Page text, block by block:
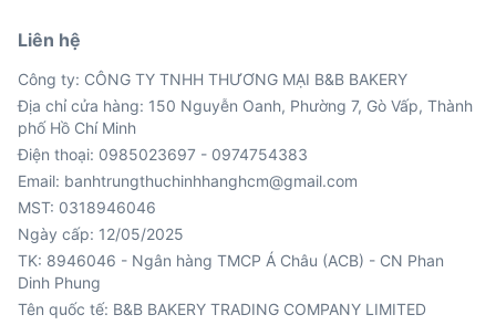
Liên hệ
Công ty: CÔNG TY TNHH THƯƠNG MẠI B&B BAKERY
Địa chỉ cửa hàng: 150 Nguyễn Oanh, Phường 7, Gò Vấp, Thành
phố Hồ Chí Minh
Điện thoại: 0985023697 - 0974754383
Email: banhtrungthuchinhhanghcm@gmail.com
MST: 0318946046
Ngày cấp: 12/05/2025
TK: 8946046 - Ngân hàng TMCP Á Châu (ACB) - CN Phan